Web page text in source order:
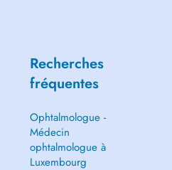
Recherches
fréquentes
Ophtalmologue -
Médecin
ophtalmologue à
Luxembourg